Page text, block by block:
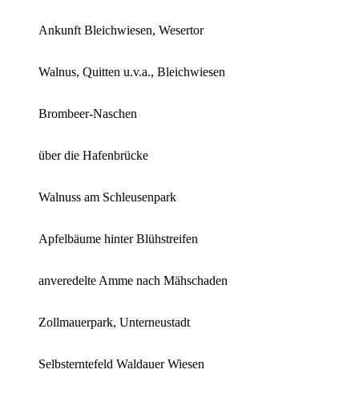
Ankunft Bleichwiesen, Wesertor
Walnus, Quitten u.v.a., Bleichwiesen
Brombeer-Naschen
über die Hafenbrücke
Walnuss am Schleusenpark
Apfelbäume hinter Blühstreifen
anveredelte Amme nach Mähschaden
Zollmauerpark, Unterneustadt
Selbsterntefeld Waldauer Wiesen